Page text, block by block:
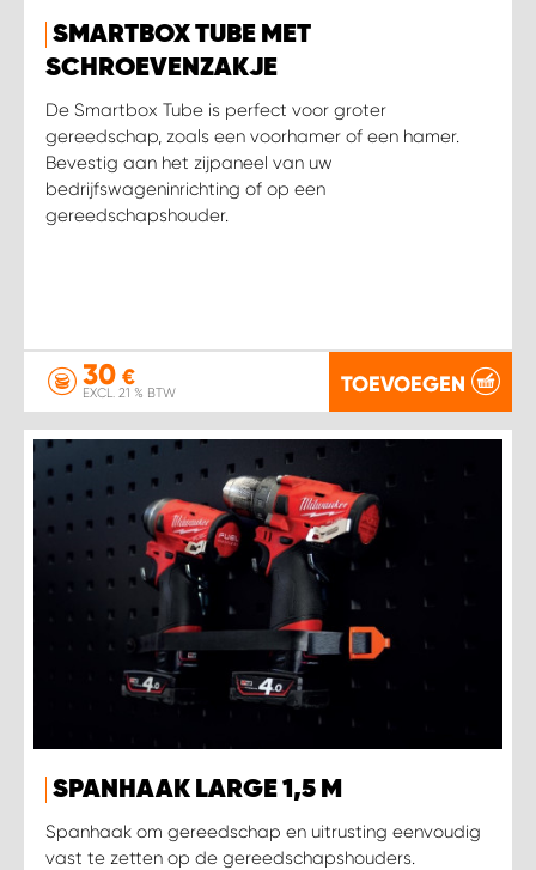
SMARTBOX TUBE MET
SCHROEVENZAKJE
De Smartbox Tube is perfect voor groter
gereedschap, zoals een voorhamer of een hamer.
Bevestig aan het zijpaneel van uw
bedrijfswageninrichting of op een
gereedschapshouder.
30 €
EXCL. 21 % BTW TOEVOEGEN
SPANHAAK LARGE 1,5 M
Spanhaak om gereedschap en uitrusting eenvoudig
vast te zetten op de gereedschapshouders.